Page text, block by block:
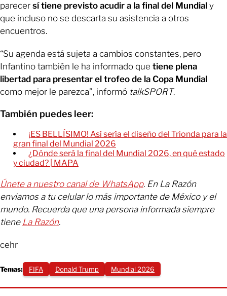
parecer sí tiene previsto acudir a la final del Mundial y
que incluso no se descarta su asistencia a otros
encuentros.
“Su agenda está sujeta a cambios constantes, pero
Infantino también le ha informado que tiene plena
libertad para presentar el trofeo de la Copa Mundial
como mejor le parezca”, informó talkSPORT.
También puedes leer:
¡ES BELLÍSIMO! Así sería el diseño del Trionda para la
gran final del Mundial 2026
¿Dónde será la final del Mundial 2026, en qué estado
y ciudad? | MAPA
Únete a nuestro canal de WhatsApp. En La Razón
enviamos a tu celular lo más importante de México y el
mundo. Recuerda que una persona informada siempre
tiene La Razón.
cehr
Temas: FIFA Donald Trump Mundial 2026